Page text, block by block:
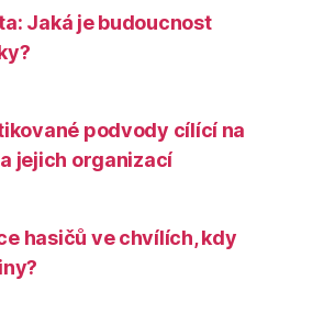
Jaká je budoucnost
podvody cílící na
jejich organizací
hasičů ve chvílích, kdy